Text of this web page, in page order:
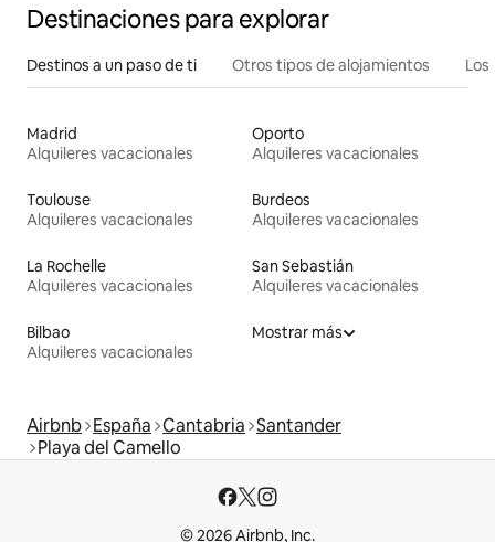
Destinaciones para explorar
Destinos a un paso de ti Otros tipos de alojamientos
Madrid
Alquileres vacacionales
Oporto
Alquileres vacacionales
Toulouse
Alquileres vacacionales
Burdeos
Alquileres vacacionales
La Rochelle
Alquileres vacacionales
San Sebastián
Alquileres vacacionales
Bilbao
Alquileres vacacionales
Mostrar más
Airbnb España Cantabria Santander
Playa del Camello
© 2026 Airbnb, Inc.